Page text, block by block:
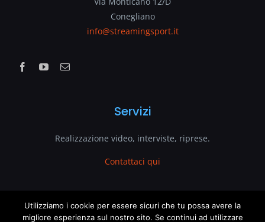
Conegliano
info@streamingsport.it
Servizi
Realizzazione video, interviste, riprese.
Contattaci qui
www.streamingsport.it
Utilizziamo i cookie per essere sicuri che tu possa avere la
migliore esperienza sul nostro sito. Se continui ad utilizzare